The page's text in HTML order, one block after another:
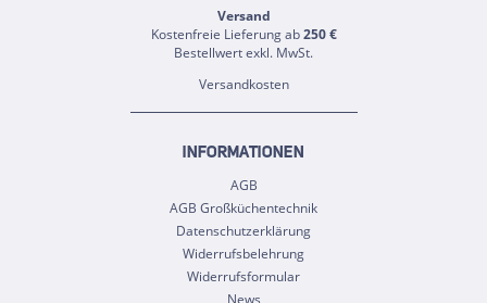
Versand
Kostenfreie Lieferung ab250 €
Bestellwert exkl. MwSt.
Versandkosten
INFORMATIONEN
AGB
AGB Großküchentechnik
Datenschutzerklärung
Widerrufsbelehrung
Widerrufsformular